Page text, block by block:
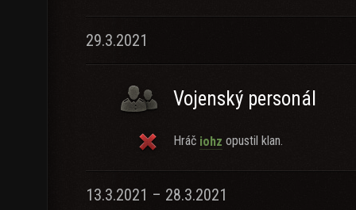
29.3.2021
Vojenský personál
Hráč iohz opustil klan.
13.3.2021 – 28.3.2021